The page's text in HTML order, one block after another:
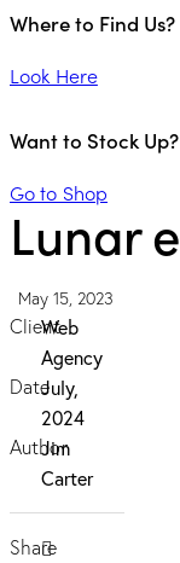
Where to Find Us?
Look Here
Want to Stock Up?
Go to Shop
Lunar
May 15, 2023
ClientWeb
Agency
DateJuly,
2024
Author
Jim
Carter
Share